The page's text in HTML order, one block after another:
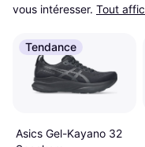
vous intéresser. Tout
Tendance
Asics Gel-Kayano 32